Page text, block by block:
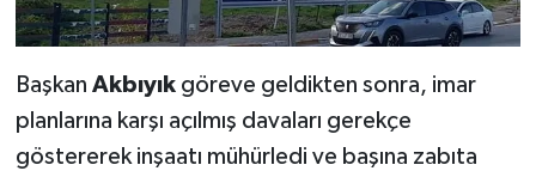
Başkan Akbıyık göreve geldikten sonra, imar
planlarına karşı açılmış davaları gerekçe
göstererek inşaatı mühürledi ve başına zabıta